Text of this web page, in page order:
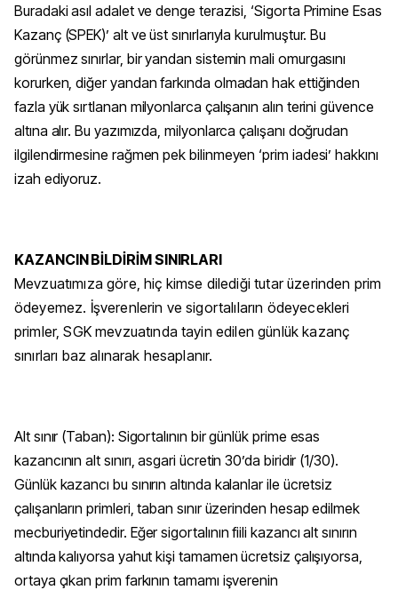
Buradaki asıl adalet ve denge terazisi, ‘Sigorta Primine Esas
Kazanç (SPEK)’ alt ve üst sınırlarıyla kurulmuştur. Bu
görünmez sınırlar, bir yandan sistemin mali omurgasını
korurken, diğer yandan farkında olmadan hak ettiğinden
fazla yük sırtlanan milyonlarca çalışanın alın terini güvence
altına alır. Bu yazımızda, milyonlarca çalışanı doğrudan
ilgilendirmesine rağmen pek bilinmeyen ‘prim iadesi’ hakkını
izah ediyoruz.
KAZANCIN BİLDİRİM SINIRLARI
Mevzuatımıza göre, hiç kimse dilediği tutar üzerinden prim
ödeyemez. İşverenlerin ve sigortalıların ödeyecekleri
primler, SGK mevzuatında tayin edilen günlük kazanç
sınırları baz alınarak hesaplanır.
Alt sınır (Taban): Sigortalının bir günlük prime esas
kazancının alt sınırı, asgari ücretin 30’da biridir (1/30).
Günlük kazancı bu sınırın altında kalanlar ile ücretsiz
çalışanların primleri, taban sınır üzerinden hesap edilmek
mecburiyetindedir. Eğer sigortalının fiili kazancı alt sınırın
altında kalıyorsa yahut kişi tamamen ücretsiz çalışıyorsa,
ortaya çıkan prim farkının tamamı işverenin